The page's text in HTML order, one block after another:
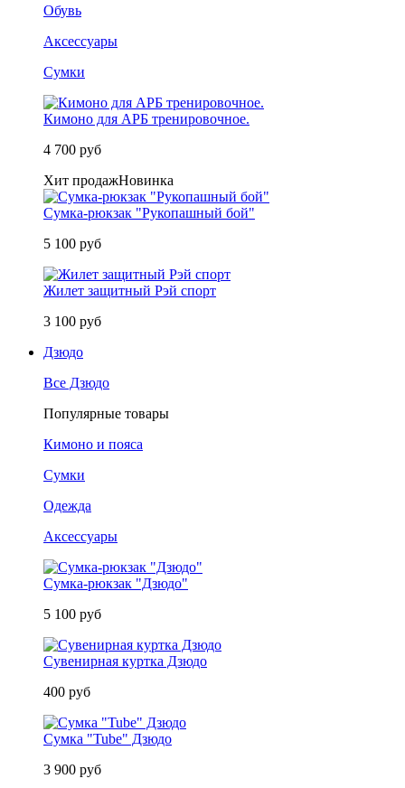
Обувь
Аксессуары
Сумки
Кимоно для АРБ тренировочное.
4 700 руб
Хит продажНовинка
Сумка-рюкзак "Рукопашный бой"
5 100 руб
Жилет защитный Рэй спорт
3 100 руб
Дзюдо
Все Дзюдо
Популярные товары
Кимоно и пояса
Сумки
Одежда
Аксессуары
Сумка-рюкзак "Дзюдо"
5 100 руб
Сувенирная куртка Дзюдо
400 руб
Сумка "Tube" Дзюдо
3 900 руб